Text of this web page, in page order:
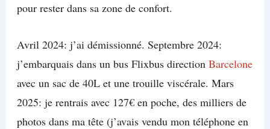
pour rester dans sa zone de confort.
Avril 2024: j’ai démissionné. Septembre 2024:
j’embarquais dans un bus Flixbus direction Barcelone
avec un sac de 40L et une trouille viscérale. Mars
2025: je rentrais avec 127€ en poche, des milliers de
photos dans ma tête (j’avais vendu mon téléphone en